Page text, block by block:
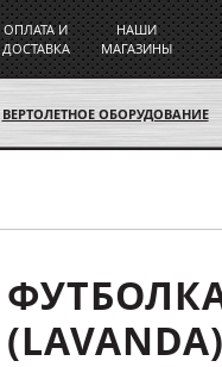
ОПЛАТА И
ДОСТАВКА
НАШИ
МАГАЗИНЫ
ВЕРТОЛЕТНОЕ ОБОРУДОВАНИЕ
ФУТБОЛКА
(LAVANDA)